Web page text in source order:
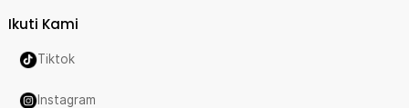
Ikuti Kami
Tiktok
Instagram